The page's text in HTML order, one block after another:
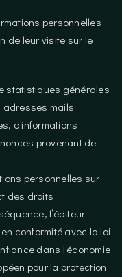
personnelles
de leur visite sur le
statistiques générales
adresses mails
d’informations
provenant de
personnelles sur
des droits
l’éditeur
conformité avec la loi
dans l’économie
pour la protection